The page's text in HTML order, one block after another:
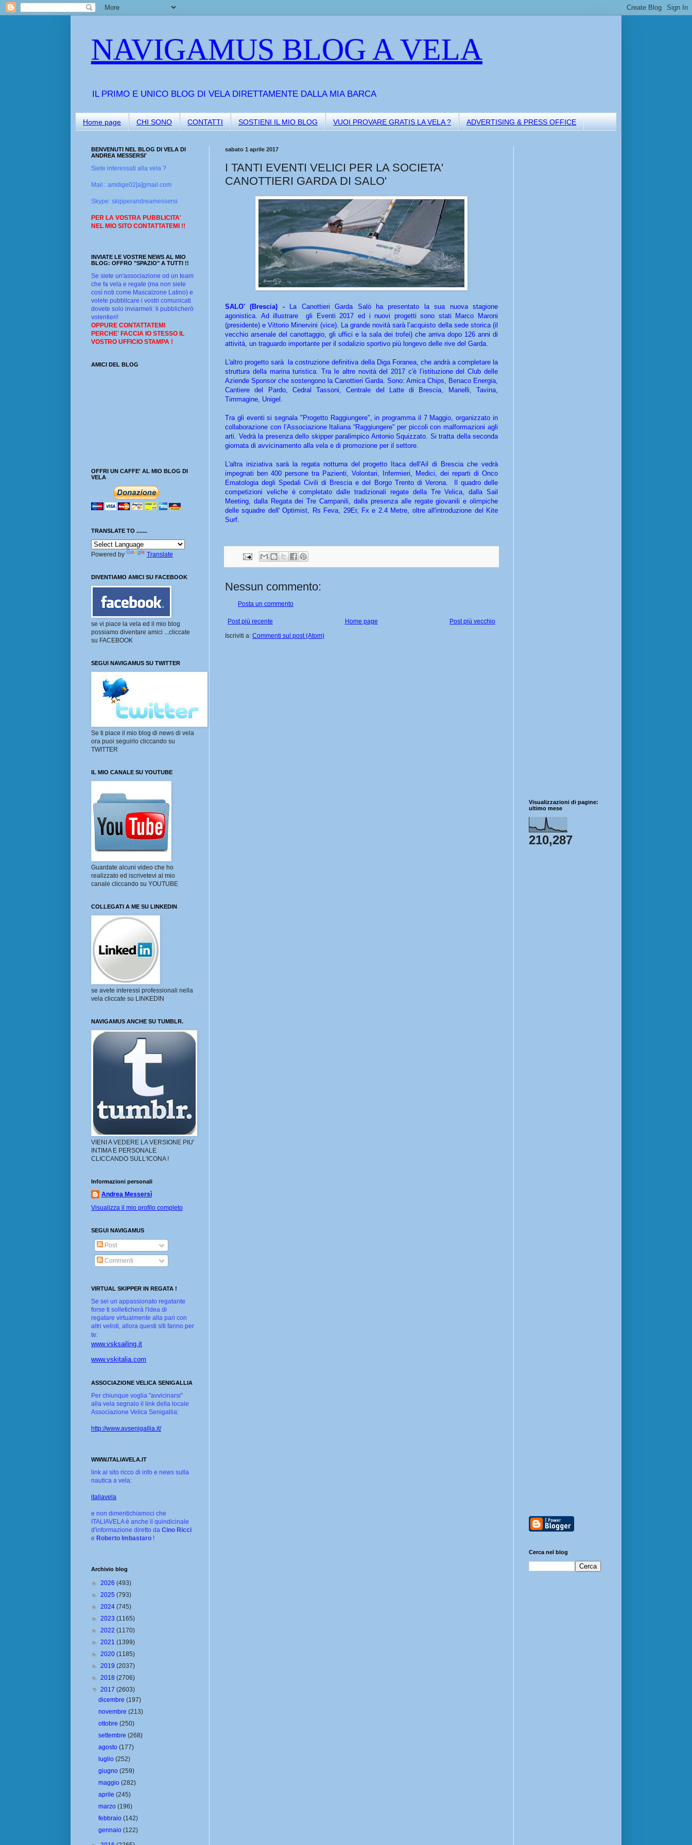
NAVIGAMUS BLOG A VELA
IL PRIMO E UNICO BLOG DI VELA DIRETTAMENTE DALLA MIA BARCA
Home page CHI SONO CONTATTI SOSTIENI IL MIO BLOG VUOI PROVARE GRATIS LA VELA ? ADVERTISING & PRESS OFFICE
sabato 1 aprile 2017
I TANTI EVENTI VELICI PER LA SOCIETA'
CANOTTIERI GARDA DI SALO'
SALO' (Brescia) -La Canottieri Garda Salò ha presentato la sua nuova stagione
agonistica. Ad illustrare gli Eventi 2017 ed i nuovi progetti sono stati Marco Maroni
(presidente) e Vittorio Minervini (vice). La grande novità sarà l’acquisto della sede storica (il
vecchio arsenale del canottaggio, gli uffici e la sala dei trofei) che arriva dopo 126 anni di
attività, un traguardo importante per il sodalizio sportivo più longevo delle rive del Garda.
L'altro progetto sarà la costruzione definitiva della Diga Foranea, che andrà a completare la
struttura della marina turistica. Tra le altre novità del 2017 c'è l’istituzione del Club delle
Aziende Sponsor che sostengono la Canottieri Garda. Sono: Amica Chips, Benaco Energia,
Cantiere del Pardo, Cedral Tassoni, Centrale del Latte di Brescia, Manelli, Tavina,
Timmagine, Unigel.
Tra gli eventi si segnala "Progetto Raggiungere", in programma il 7 Maggio, organizzato in
collaborazione con l’Associazione Italiana “Raggiungere” per piccoli con malformazioni agli
arti. Vedrà la presenza dello skipper paralimpico Antonio Squizzato. Si tratta della seconda
giornata di avvicinamento alla vela e di promozione per il settore.
L'altra iniziativa sarà la regata notturna del progetto Itaca dell'Ail di Brescia che vedrà
impegnati ben 400 persone tra Pazienti, Volontari, Infermieri, Medici, dei reparti di Onco
Ematologia degli Spedali Civili di Brescia e del Borgo Trento di Verona. Il quadro delle
competizioni veliche è completato dalle tradizionali regate della Tre Velica, dalla Sail
Meeting, dalla Regata dei Tre Campanili, dalla presenza alle regate giovanili e olimpiche
delle squadre dell' Optimist, Rs Feva, 29Er, Fx e 2.4 Metre, oltre all'introduzione del Kite
Surf.
Nessun commento:
Posta un commento
Post più recente Post più vecchio
Home page
Iscriviti a: Commenti sul post (Atom)
BENVENUTI NEL BLOG DI VELA DI
ANDREA MESSERSI'
Siete interessati alla vela ?
Mail : amdige02[a]gmail.com
Skype: skipperandreamessersi
PER LA VOSTRA PUBBLICITA'
NEL MIO SITO CONTATTATEMI !!
INVIATE LE VOSTRE NEWS AL MIO
BLOG: OFFRO "SPAZIO" A TUTTI !!
Se siete un'associazione od un team
che fa vela e regate (ma non siete
così noti come Mascalzone Latino) e
volete pubblicare i vostri comunicati
dovete solo inviarmeli: li pubblicherò
volentieri!
OPPURE CONTATTATEMI
PERCHE' FACCIA IO STESSO IL
VOSTRO UFFICIO STAMPA !
AMICI DEL BLOG
OFFRI UN CAFFE' AL MIO BLOG DI
VELA
TRANSLATE TO .......
Powered by Translate
DIVENTIAMO AMICI SU FACEBOOK
se vi piace la vela ed il mio blog
possiamo diventare amici ...cliccate
su FACEBOOK
SEGUI NAVIGAMUS SU TWITTER
Se ti piace il mio blog di news di vela
ora puoi seguirlo cliccando su
TWITTER
IL MIO CANALE SU YOUTUBE
Guardate alcuni video che ho
realizzato ed iscrivetevi al mio
canale cliccando su YOUTUBE
COLLEGATI A ME SU LINKEDIN
se avete interessi professionali nella
vela cliccate su LINKEDIN
NAVIGAMUS ANCHE SU TUMBLR.
VIENI A VEDERE LA VERSIONE PIU'
INTIMA E PERSONALE
CLICCANDO SULL'ICONA !
Informazioni personali
Andrea Messersì
Visualizza il mio profilo completo
SEGUI NAVIGAMUS
Post
Commenti
VIRTUAL SKIPPER IN REGATA !
Se sei un appassionato regatante
forse ti solleticherà l'idea di
regatare virtualmente alla pari con
altri velisti, allora questi siti fanno per
te:
www.vsksailing.it
www.vskitalia.com
ASSOCIAZIONE VELICA SENIGALLIA
Per chiunque voglia "avvicinarsi"
alla vela segnalo il link della locale
Associazione Velica Senigallia:
http://www.avsenigallia.it/
WWW.ITALIAVELA.IT
link al sito ricco di info e news sulla
nautica a vela:
italiavela
e non dimentichiamoci che
ITALIAVELA è anche il quindicinale
d'informazione diretto da Cino Ricci
e Roberto Imbastaro !
Archivio blog
► 2026 (493)
► 2025 (793)
► 2024 (745)
► 2023 (1165)
► 2022 (1170)
► 2021 (1399)
► 2020 (1185)
► 2019 (2037)
► 2018 (2706)
▼ 2017 (2603)
dicembre(197)
novembre(213)
ottobre(250)
settembre(268)
agosto(177)
luglio(252)
giugno(259)
maggio(282)
aprile(245)
marzo(196)
febbraio(142)
gennaio(122)
Visualizzazioni di pagine:
ultimo mese
210,287
Cerca nel blog